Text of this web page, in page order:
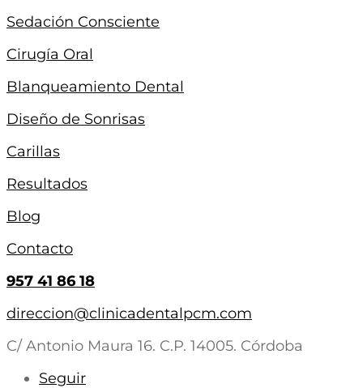
Sedación Consciente
Cirugía Oral
Blanqueamiento Dental
Diseño de Sonrisas
Carillas
Resultados
Blog
Contacto
957 41 86 18
direccion@clinicadentalpcm.com
C/ Antonio Maura 16. C.P. 14005. Córdoba
Seguir